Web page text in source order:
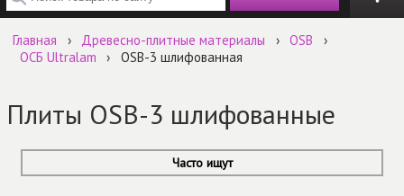
Главная › Древесно-плитные материалы › ОSB
›
ОСБ Ultralam
› OSB-3 шлифованная
Плиты OSB-3 шлифованные
Часто ищут